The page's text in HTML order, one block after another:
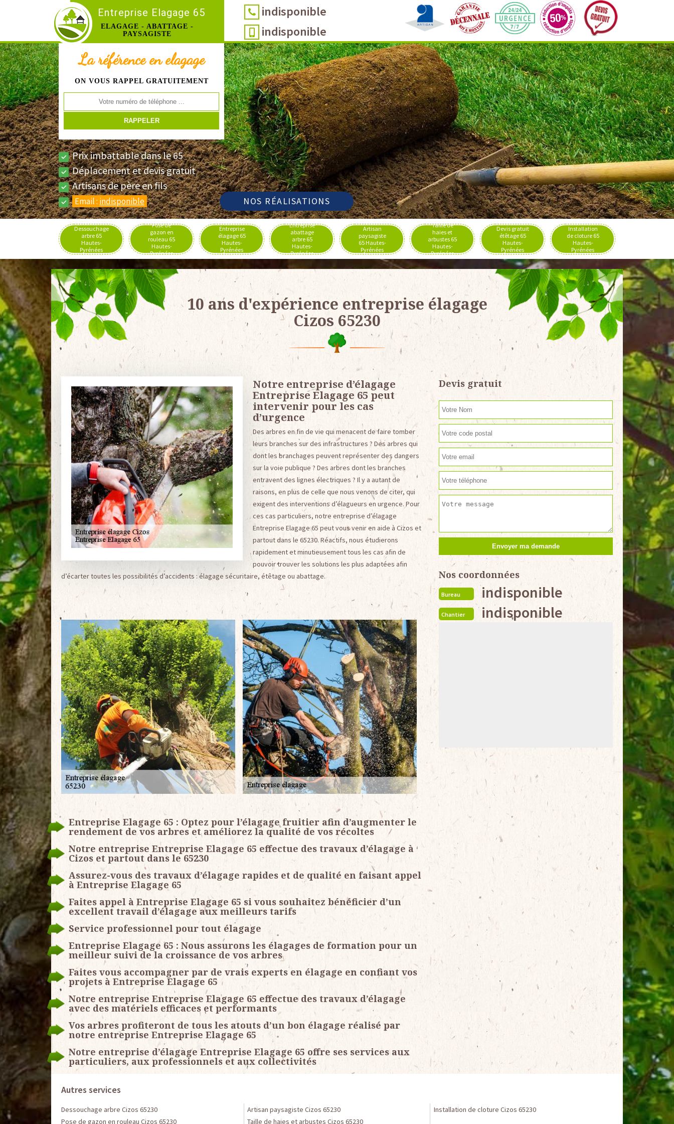
Entreprise Elagage 65
ELAGAGE - ABATTAGE -
PAYSAGISTE
indisponible
indisponible
La référence en elagage
ON VOUS RAPPEL GRATUITEMENT
Prix imbattable dans le 65
Déplacement et devis gratuit
Artisans de père en fils
Email : indisponible NOS RÉALISATIONS
Dessouchage
arbre 65
Hautes-
Pyrénées
Pose de
gazon en
rouleau 65
Hautes-
Pyrénées
Entreprise
élagage 65
Hautes-
Pyrénées
Entreprise
abattage
arbre 65
Hautes-
Pyrénées
Artisan
paysagiste
65 Hautes-
Pyrénées
Taille de
haies et
arbustes 65
Hautes-
Pyrénées
Devis gratuit
étêtage 65
Hautes-
Pyrénées
Installation
de cloture 65
Hautes-
Pyrénées
10 ans d'expérience entreprise élagage
Cizos 65230
Notre entreprise d’élagage
Entreprise Elagage 65 peut
intervenir pour les cas
d’urgence
Des arbres en fin de vie qui menacent de faire tomber
leurs branches sur des infrastructures ? Des arbres qui
dont les branchages peuvent représenter des dangers
sur la voie publique ? Des arbres dont les branches
entravent des lignes électriques ? Il y a autant de
raisons, en plus de celle que nous venons de citer, qui
exigent des interventions d’élagueurs en urgence. Pour
ces cas particuliers, notre entreprise d’élagage
Entreprise Elagage 65 peut vous venir en aide à Cizos et
partout dans le 65230. Réactifs, nous étudierons
rapidement et minutieusement tous les cas afin de
pouvoir trouver les solutions les plus adaptées afin
d’écarter toutes les possibilités d’accidents : élagage sécuritaire, étêtage ou abattage.
Entreprise Elagage 65 : Optez pour l’élagage fruitier afin d’augmenter le
rendement de vos arbres et améliorez la qualité de vos récoltes
Notre entreprise Entreprise Elagage 65 effectue des travaux d’élagage à
Cizos et partout dans le 65230
Assurez-vous des travaux d’élagage rapides et de qualité en faisant appel
à Entreprise Elagage 65
Faites appel à Entreprise Elagage 65 si vous souhaitez bénéficier d’un
excellent travail d’élagage aux meilleurs tarifs
Service professionnel pour tout élagage
Entreprise Elagage 65 : Nous assurons les élagages de formation pour un
meilleur suivi de la croissance de vos arbres
Faites vous accompagner par de vrais experts en élagage en confiant vos
projets à Entreprise Elagage 65
Notre entreprise Entreprise Elagage 65 effectue des travaux d’élagage
avec des matériels efficaces et performants
Vos arbres profiteront de tous les atouts d’un bon élagage réalisé par
notre entreprise Entreprise Elagage 65
Notre entreprise d’élagage Entreprise Elagage 65 offre ses services aux
particuliers, aux professionnels et aux collectivités
Devis gratuit
Nos coordonnées
Bureau indisponible
Chantier indisponible
Autres services
Dessouchage arbre Cizos 65230
Pose de gazon en rouleau Cizos 65230
Artisan paysagiste Cizos 65230
Taille de haies et arbustes Cizos 65230
Installation de cloture Cizos 65230